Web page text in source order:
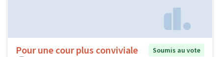
Pour une cour plus conviviale
Soumis au vote